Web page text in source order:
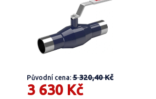
Původní cena:5 320,40 Kč
3 630 Kč